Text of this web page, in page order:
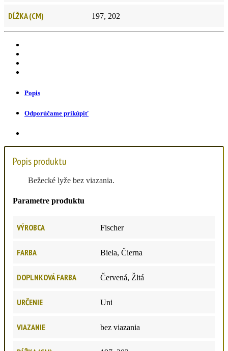
DĹŽKA (CM) 197, 202
Popis
Odporúčame prikúpiť
Popis produktu
Bežecké lyže bez viazania.
Parametre produktu
VÝROBCA Fischer
FARBA Biela, Čierna
DOPLNKOVÁ FARBA Červená, Žltá
URČENIE Uni
VIAZANIE bez viazania